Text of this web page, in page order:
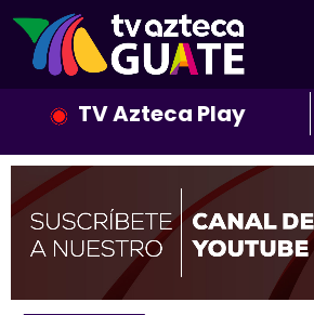
TV Azteca Play